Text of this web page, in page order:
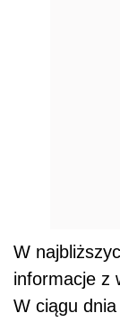
W
informacje z
W ciągu dnia